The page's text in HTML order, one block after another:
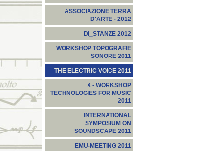
ASSOCIAZIONE TERRA
D'ARTE - 2012
DI_STANZE 2012
WORKSHOP TOPOGRAFIE
SONORE 2011
THE ELECTRIC VOICE 2011
X - WORKSHOP
TECHNOLOGIES FOR MUSIC
2011
INTERNATIONAL
SYMPOSIUM ON
SOUNDSCAPE 2011
EMU-MEETING 2011